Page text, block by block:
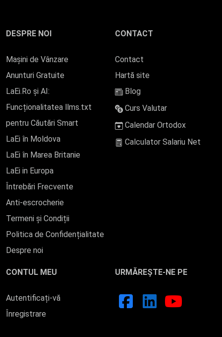
DESPRE NOI
Mașini de Vânzare
Anunturi Gratuite
LaEi.Ro și AI:
Funcționalitatea llms.txt
pentru Căutări Smart
LaEi în Moldova
LaEi în Marea Britanie
LaEi in Europa
Întrebări Frecvente
Anti-escrocherie
Termeni și Condiții
Politica de Confidențialitate
Despre noi
CONTACT
Contact
Hartă site
Blog
Curs Valutar
Calendar Ortodox
Calculator Salariu Net
CONTUL MEU
Autentificați-vă
Înregistrare
URMĂREȘTE-NE PE